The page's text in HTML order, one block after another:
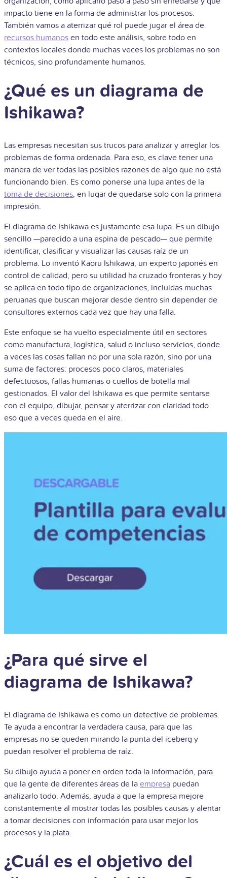
impacto tiene en la forma de administrar los procesos.
También vamos a aterrizar qué rol puede jugar el área de
recursos humanos en todo este análisis, sobre todo en
contextos locales donde muchas veces los problemas no son
técnicos, sino profundamente humanos.
¿Qué es un diagrama de
Ishikawa?
Las empresas necesitan sus trucos para analizar y arreglar los
problemas de forma ordenada. Para eso, es clave tener una
manera de ver todas las posibles razones de algo que no está
funcionando bien. Es como ponerse una lupa antes de la
toma de decisiones, en lugar de quedarse solo con la primera
impresión.
El diagrama de Ishikawa es justamente esa lupa. Es un dibujo
sencillo —parecido a una espina de pescado— que permite
identificar, clasificar y visualizar las causas raíz de un
problema. Lo inventó Kaoru Ishikawa, un experto japonés en
control de calidad, pero su utilidad ha cruzado fronteras y hoy
se aplica en todo tipo de organizaciones, incluidas muchas
peruanas que buscan mejorar desde dentro sin depender de
consultores externos cada vez que hay una falla.
Este enfoque se ha vuelto especialmente útil en sectores
como manufactura, logística, salud o incluso servicios, donde
a veces las cosas fallan no por una sola razón, sino por una
suma de factores: procesos poco claros, materiales
defectuosos, fallas humanas o cuellos de botella mal
gestionados. El valor del Ishikawa es que permite sentarse
con el equipo, dibujar, pensar y aterrizar con claridad todo
eso que a veces queda en el aire.
¿Para qué sirve el
diagrama de Ishikawa?
El diagrama de Ishikawa es como un detective de problemas.
Te ayuda a encontrar la verdadera causa, para que las
empresas no se queden mirando la punta del iceberg y
puedan resolver el problema de raíz.
Su dibujo ayuda a poner en orden toda la información, para
que la gente de diferentes áreas de la empresa puedan
analizarlo todo. Además, ayuda a que la empresa mejore
constantemente al mostrar todas las posibles causas y alentar
a tomar decisiones con información para usar mejor los
procesos y la plata.
¿Cuál es el objetivo del